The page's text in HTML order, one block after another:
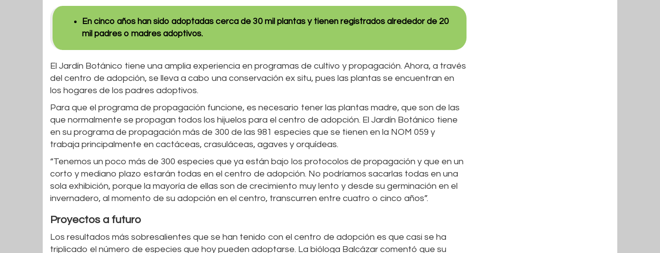
En cinco años han sido adoptadas cerca de 30 mil plantas y tienen registrados alrededor de 20
mil padres o madres adoptivos.
El Jardín Botánico tiene una amplia experiencia en programas de cultivo y propagación. Ahora, a través
del centro de adopción, se lleva a cabo una conservación ex situ, pues las plantas se encuentran en
los hogares de los padres adoptivos.
Para que el programa de propagación funcione, es necesario tener las plantas madre, que son de las
que normalmente se propagan todos los hijuelos para el centro de adopción. El Jardín Botánico tiene
en su programa de propagación más de 300 de las 981 especies que se tienen en la NOM 059 y
trabaja principalmente en cactáceas, crasuláceas, agaves y orquídeas.
“Tenemos un poco más de 300 especies que ya están bajo los protocolos de propagación y que en un
corto y mediano plazo estarán todas en el centro de adopción. No podríamos sacarlas todas en una
sola exhibición, porque la mayoría de ellas son de crecimiento muy lento y desde su germinación en el
invernadero, al momento de su adopción en el centro, transcurren entre cuatro o cinco años”.
Proyectos a futuro
Los resultados más sobresalientes que se han tenido con el centro de adopción es que casi se ha
triplicado el número de especies que hoy pueden adoptarse. La bióloga Balcázar comentó que su